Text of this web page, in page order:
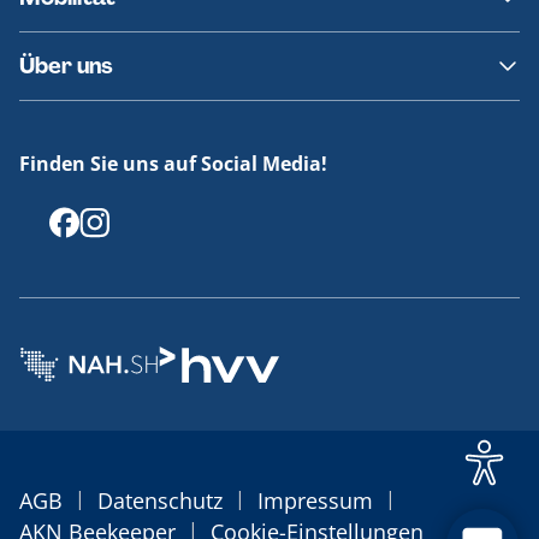
Fundsachen
Häufige Fragen
Barrierefreies Reisen
Erklärung Barrierefreiheit
Über uns
Offenlegungen
Finden Sie uns auf Social Media!
AGB | Datenschutz | Impressum |
AKN Beekeeper | Cookie-Einstellungen